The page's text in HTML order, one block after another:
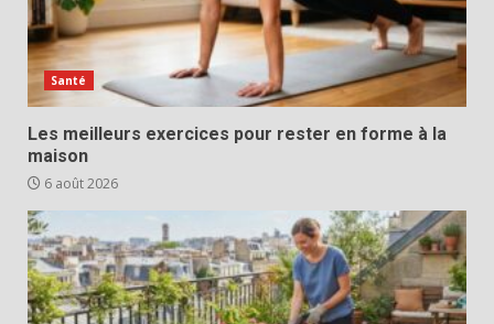
Santé
Les meilleurs exercices pour rester en forme à la
maison
6 août 2026